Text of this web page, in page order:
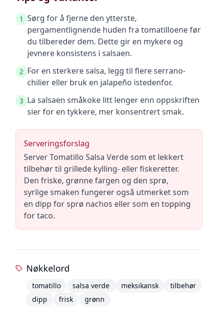
1 Sørg for å fjerne den ytterste,
pergamentlignende huden fra tomatilloene før
du tilbereder dem. Dette gir en mykere og
jevnere konsistens i salsaen.
2 For en sterkere salsa, legg til flere serrano-
chilier eller bruk en jalapeño istedenfor.
3 La salsaen småkoke litt lenger enn oppskriften
sier for en tykkere, mer konsentrert smak.
Serveringsforslag
Server Tomatillo Salsa Verde som et lekkert
tilbehør til grillede kylling- eller fiskeretter.
Den friske, grønne fargen og den sprø,
syrlige smaken fungerer også utmerket som
en dipp for sprø nachos eller som en topping
for taco.
Nøkkelord
tomatillo salsa verde meksikansk
tilbehør
dipp
frisk grønn